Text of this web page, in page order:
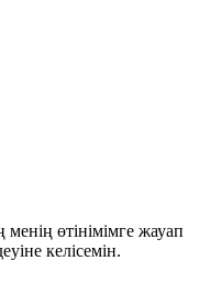
менің өтінімімге жауап
келісемін.